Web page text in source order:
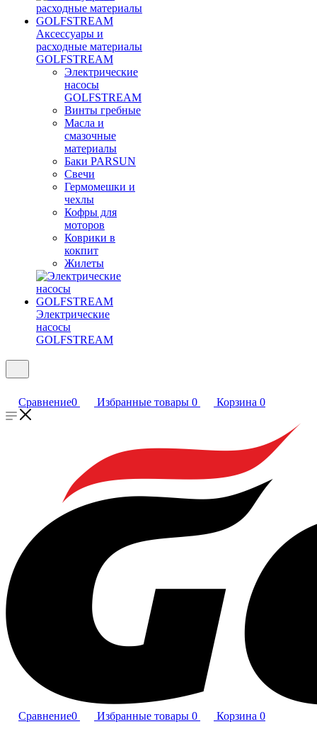
Аксессуары и
расходные материалы
GOLFSTREAM
Электрические
насосы
GOLFSTREAM
Винты гребные
Масла и
смазочные
материалы
Баки PARSUN
Свечи
Гермомешки и
чехлы
Кофры для
моторов
Коврики в
кокпит
Жилеты
Электрические
насосы
GOLFSTREAM
Сравнение0 Избранные товары 0 Корзина 0
Сравнение0 Избранные товары 0 Корзина 0